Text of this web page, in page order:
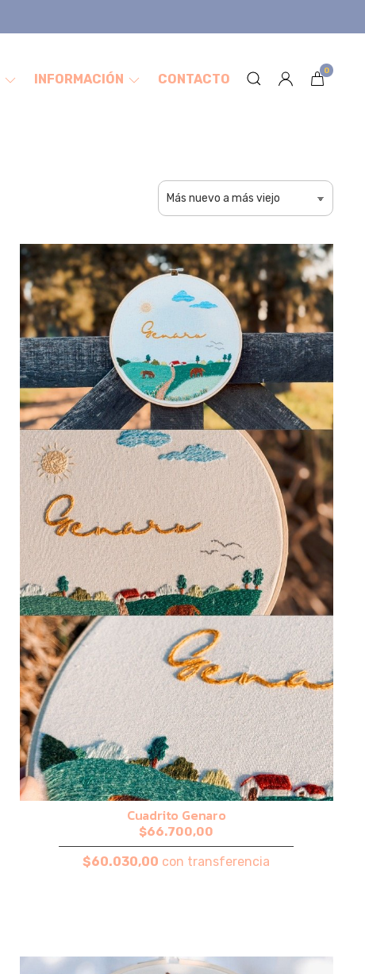
INFORMACIÓN CONTACTO
0
Cuadrito Genaro
$66.700,00
$60.030,00 con transferencia